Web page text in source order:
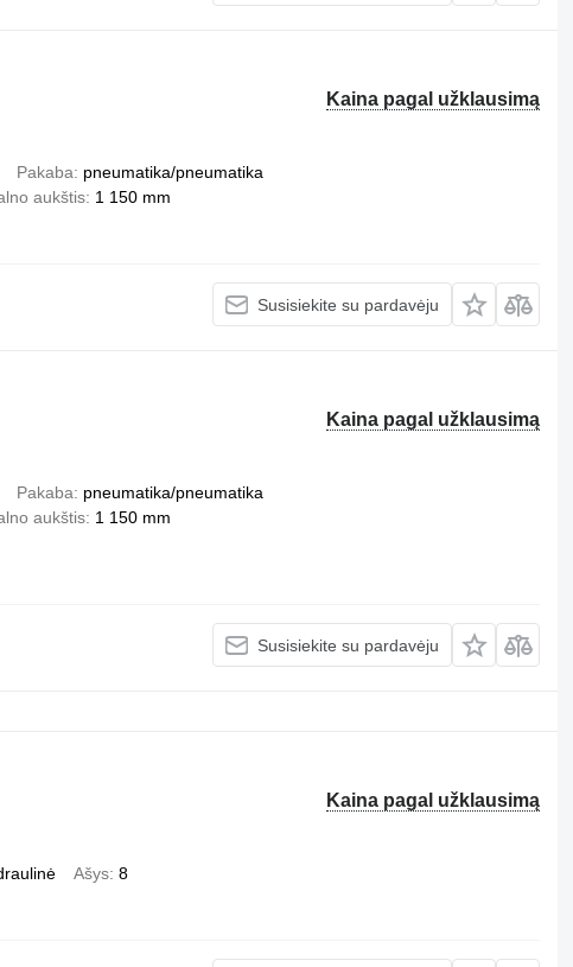
Kaina pagal užklausimą
Pakaba
pneumatika/pneumatika
aukštis 1 150 mm
Susisiekite su pardavėju
Kaina pagal užklausimą
Pakaba
pneumatika/pneumatika
aukštis 1 150 mm
Susisiekite su pardavėju
Kaina pagal užklausimą
Ašys 8